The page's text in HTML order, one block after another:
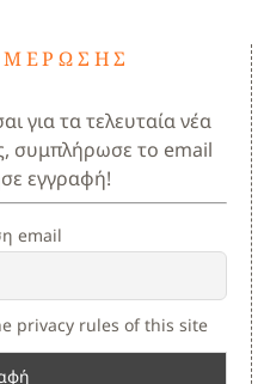
για τα τελευταία νέα
συμπλήρωσε το email
εγγραφή!
email
privacy rules of this site